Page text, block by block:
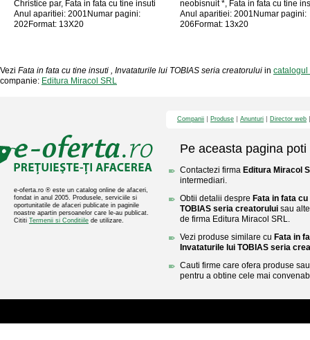
Christice par, Fata in fata cu tine insuti
Anul aparitiei: 2001Numar pagini:
202Format: 13X20
neobisnuit *, Fata in fata cu tine
Anul aparitiei: 2001Numar pagini:
206Format: 13x20
Vezi Fata in fata cu tine insuti , Invataturile lui TOBIAS seria creatorului in catalogul
companie: Editura Miracol SRL
e-oferta.ro ® este un catalog online de afaceri,
fondat in anul 2005. Produsele, serviciile si
oportunitatile de afaceri publicate in paginile
noastre apartin persoanelor care le-au publicat.
Cititi Termenii si Conditiile de utilizare.
Companii Produse Anunturi Director web
Pe aceasta pagina poti
Contactezi firma Editura Miracol
intermediari.
Obtii detalii despre Fata in fata
TOBIAS seria creatorului sau
de firma Editura Miracol SRL.
Vezi produse similare cu Fata in
Invataturile lui TOBIAS seria
Cauti firme care ofera produse
pentru a obtine cele mai